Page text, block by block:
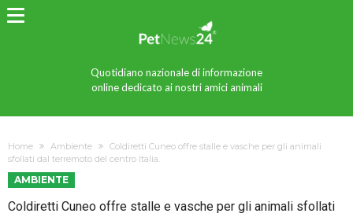
Quotidiano nazionale di informazione
online dedicato ai nostri amici animali
Home Ambiente
Coldiretti Cuneo offre stalle e vasche per gli animali
sfollati dal terremoto del centro Italia.
AMBIENTE
Coldiretti Cuneo offre stalle e vasche per gli animali sfollati